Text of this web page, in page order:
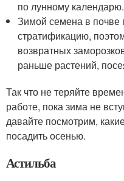
по лунному календарю.
Зимой семена в почве
стратификацию,
возвратных
раньше растений,
Так что не теряйте
работе, пока зима не
давайте посмотрим,
посадить осенью.
Астильба